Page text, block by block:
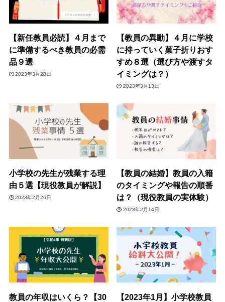
【新任教員必読】４月まで
に準備するべき教員の必需
品９選
2023年3月28日
【教員の異動】４月に学校
に持っていく菓子折りおす
すめ８選（選び方や渡すタ
イミングは？）
2023年3月13日
小学校の先生が残業する理
由５選【現役教員が解説】
2023年2月26日
【教員の結婚】教員の入籍
のタイミングや報告の順番
は？（現役教員の実体験）
2023年2月14日
教員の年収はいくら？【30
【2023年1月】小学校教員